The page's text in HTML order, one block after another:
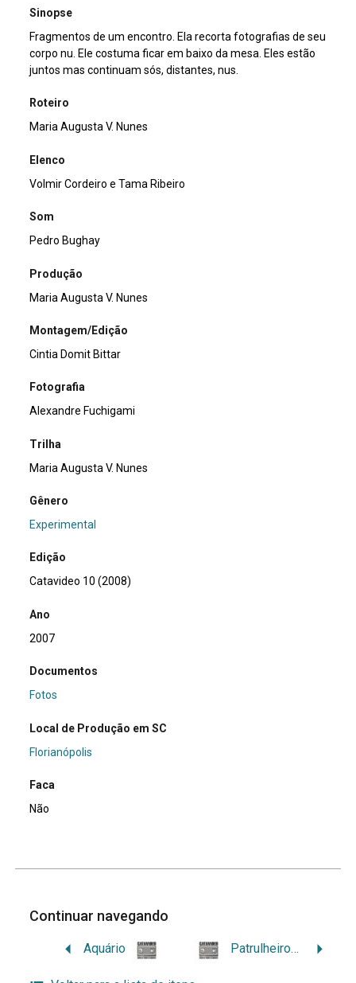
Sinopse
Fragmentos de um encontro. Ela recorta fotografias de seu
corpo nu. Ele costuma ficar em baixo da mesa. Eles estão
juntos mas continuam sós, distantes, nus.
Roteiro
Maria Augusta V. Nunes
Elenco
Volmir Cordeiro e Tama Ribeiro
Som
Pedro Bughay
Produção
Maria Augusta V. Nunes
Montagem/Edição
Cintia Domit Bittar
Fotografia
Alexandre Fuchigami
Trilha
Maria Augusta V. Nunes
Gênero
Experimental
Edição
Catavideo 10 (2008)
Ano
2007
Documentos
Fotos
Local de Produção em SC
Florianópolis
Faca
Não
Continuar navegando
Aquário Patrulheiros do Barulho